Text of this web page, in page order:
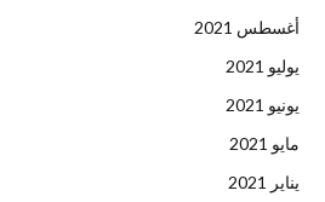
أغسطس 2021
يوليو 2021
يونيو 2021
مايو 2021
يناير 2021